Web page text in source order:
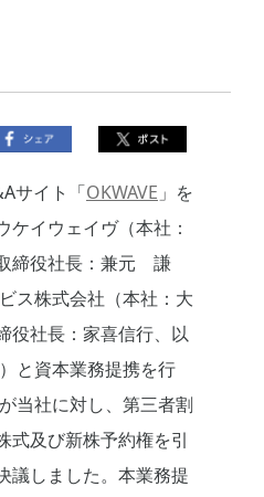
サイト「OKWAVE 」を
ケイウェイヴ（本社：
締役社長：兼元 謙
ス株式会社（本社：大
役社長：家喜信行、以
と資本業務提携を行
当社に対し、第三者割
式及び新株予約権を引
議しました。本業務提